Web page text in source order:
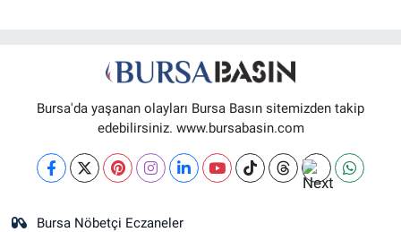
Bursa'da yaşanan olayları Bursa Basın sitemizden takip
edebilirsiniz. www.bursabasin.com
Bursa Nöbetçi Eczaneler